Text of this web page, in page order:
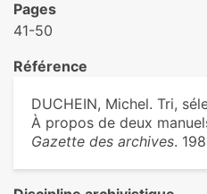
Pages
41-50
Référence
DUCHEIN, Michel. Tri,
À propos de deux
Gazette des archives.